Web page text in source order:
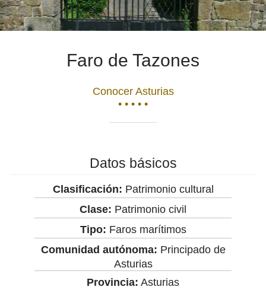
Faro de Tazones
Conocer Asturias
• • • • •
Datos básicos
Clasificación: Patrimonio cultural
Clase: Patrimonio civil
Tipo: Faros marítimos
Comunidad autónoma: Principado de
Asturias
Provincia: Asturias